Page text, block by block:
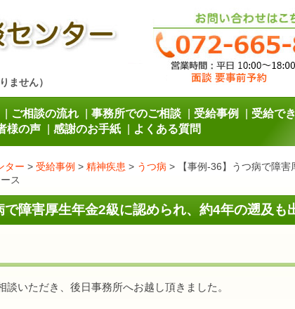
ません）
ご相談の流れ 事務所でのご相談 受給事例
受給で
様の声 感謝のお手紙 よくある質問
ター > 受給事例 > 精神疾患 > うつ病 >
【事例-36】うつ病で障
ス
で障害厚生年金2級に認められ、約4年の遡及も
談いただき、後日事務所へお越し頂きました。